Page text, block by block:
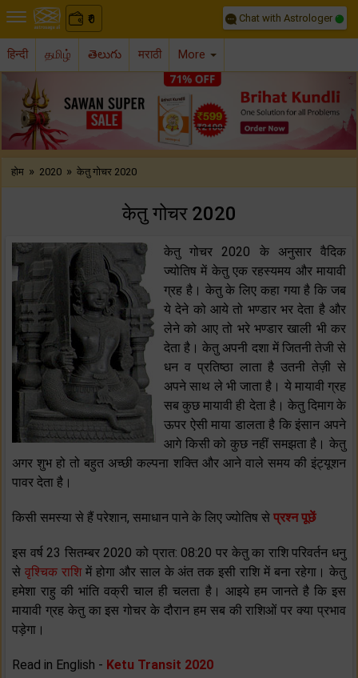
₹
0 Chat with Astrologer
हिन्दी தமிழ் తెలుగు मराठी More
Previous
होम » 2020 » केतु गोचर 2020
केतु गोचर 2020
केतु गोचर 2020 के अनुसार वैदिक
ज्योतिष में केतु एक रहस्यमय और मायावी
ग्रह है। केतु के लिए कहा गया है कि जब
ये देने को आये तो भण्डार भर देता है और
लेने को आए तो भरे भण्डार खाली भी कर
देता है। केतु अपनी दशा में जितनी तेजी से
धन व प्रतिष्ठा लाता है उतनी तेज़ी से
अपने साथ ले भी जाता है। ये मायावी ग्रह
सब कुछ मायावी ही देता है। केतु दिमाग के
ऊपर ऐसी माया डालता है कि इंसान अपने
आगे किसी को कुछ नहीं समझता है। केतु
अगर शुभ हो तो बहुत अच्छी कल्पना शक्ति और आने वाले समय की इंट्यूशन
पावर देता है।
किसी समस्या से हैं परेशान, समाधान पाने के लिए ज्योतिष से प्रश्न पूछें
इस वर्ष 23 सितम्बर 2020 को प्रात: 08:20 पर केतु का राशि परिवर्तन धनु
से वृश्चिक राशिमें होगा और साल के अंत तक इसी राशि में बना रहेगा। केतु
हमेशा राहु की भांति वक्री चाल ही चलता है। आइये हम जानते है कि इस
मायावी ग्रह केतु का इस गोचर के दौरान हम सब की राशिओं पर क्या प्रभाव
पड़ेगा।
Read in English - Ketu Transit 2020